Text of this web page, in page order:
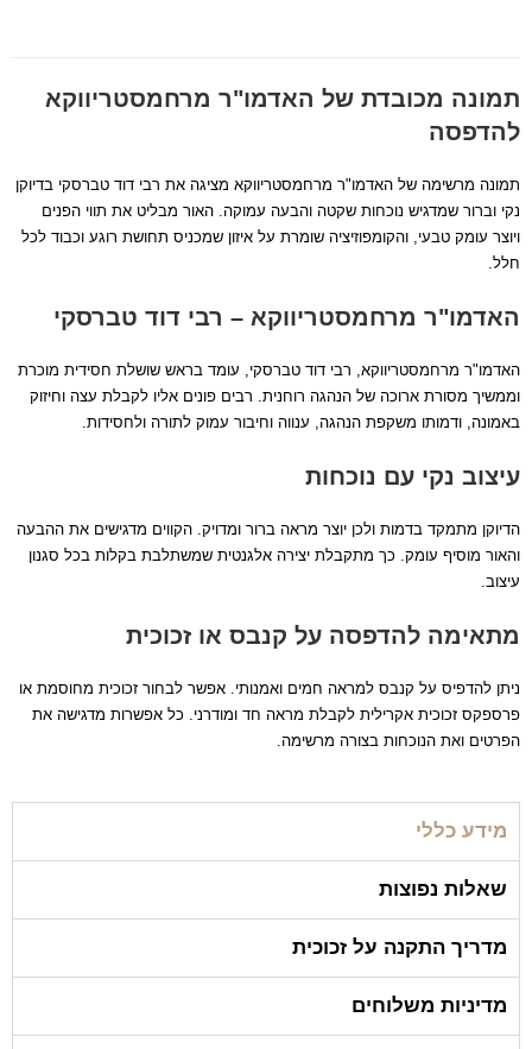
תמונה מכובדת של האדמו"ר מרחמסטריווקא
להדפסה
תמונה מרשימה של האדמו"ר מרחמסטריווקא מציגה את רבי דוד טברסקי בדיוקן
נקי וברור שמדגיש נוכחות שקטה והבעה עמוקה. האור מבליט את תווי הפנים
ויוצר עומק טבעי, והקומפוזיציה שומרת על איזון שמכניס תחושת רוגע וכבוד לכל
חלל.
האדמו"ר מרחמסטריווקא – רבי דוד טברסקי
האדמו"ר מרחמסטריווקא, רבי דוד טברסקי, עומד בראש שושלת חסידית מוכרת
וממשיך מסורת ארוכה של הנהגה רוחנית. רבים פונים אליו לקבלת עצה וחיזוק
באמונה, ודמותו משקפת הנהגה, ענווה וחיבור עמוק לתורה ולחסידות.
עיצוב נקי עם נוכחות
הדיוקן מתמקד בדמות ולכן יוצר מראה ברור ומדויק. הקווים מדגישים את ההבעה
והאור מוסיף עומק. כך מתקבלת יצירה אלגנטית שמשתלבת בקלות בכל סגנון
עיצוב.
מתאימה להדפסה על קנבס או זכוכית
ניתן להדפיס על קנבס למראה חמים ואמנותי. אפשר לבחור זכוכית מחוסמת או
פרספקס זכוכית אקרילית לקבלת מראה חד ומודרני. כל אפשרות מדגישה את
הפרטים ואת הנוכחות בצורה מרשימה.
מידע כללי
שאלות נפוצות
מדריך התקנה על זכוכית
מדיניות משלוחים